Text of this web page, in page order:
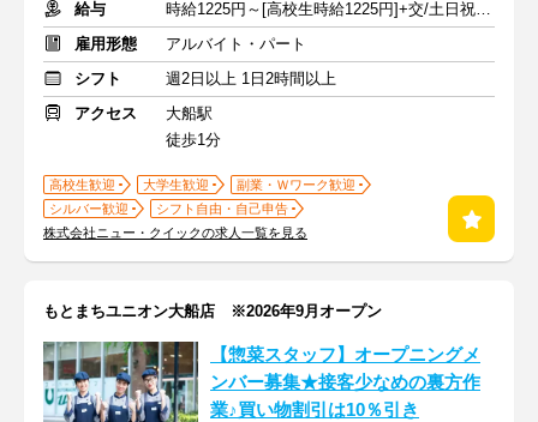
給与
時給1225円～[高校生時給1225円]+交/土日祝+50円,17時以降+50円
雇用形態
アルバイト・パート
シフト
週2日以上 1日2時間以上
アクセス
大船駅
徒歩1分
高校生歓迎 大学生歓迎
副業・Ｗワーク歓迎
シルバー歓迎
シフト自由・自己申告
株式会社ニュー・クイックの求人一覧を見る
もとまちユニオン大船店 ※2026年9月オープン
【惣菜スタッフ】オープニングメ
ンバー募集★接客少なめの裏方作
業♪買い物割引は10％引き